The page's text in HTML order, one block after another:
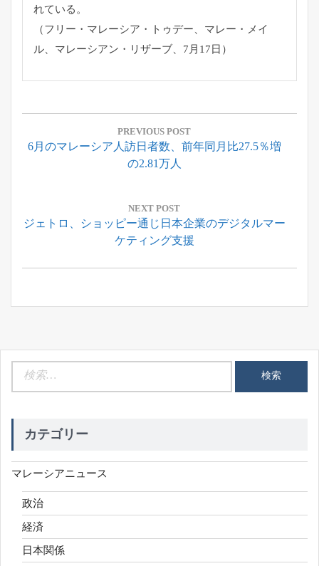
れている。
（フリー・マレーシア・トゥデー、マレー・メイ
ル、 マレーシアン・リザーブ、7月17日）
投
ナ
シ
ン
PREVIOUS POST
Previous
6月のマレーシア人訪日者数、前年同月比27.5％増
の2.81万人
NEXT POST
Next
ジェトロ、ショッピー通じ日本企業のデジタルマー
ケティング支援
カテゴリー
マレーシアニュース
政治
経済
日本関係